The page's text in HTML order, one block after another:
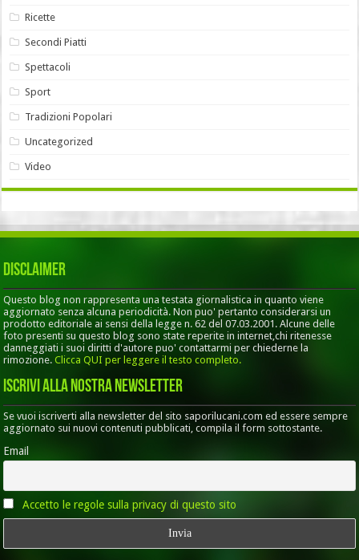
Ricette
Secondi Piatti
Spettacoli
Sport
Tradizioni Popolari
Uncategorized
Video
Disclaimer
Questo blog non rappresenta una testata giornalistica in quanto viene
aggiornato senza alcuna periodicità. Non puo' pertanto considerarsi un
prodotto editoriale ai sensi della legge n. 62 del 07.03.2001. Alcune delle
foto presenti su questo blog sono state reperite in internet,chi ritenesse
danneggiati i suoi diritti d'autore puo' contattarmi per chiederne la
rimozione.Clicca QUI per leggere il testo completo.
Iscrivi alla nostra Newsletter
Se vuoi iscriverti alla newsletter del sito saporilucani.com ed essere sempre
aggiornato sui nuovi contenuti pubblicati, compila il form sottostante.
Email
Accetto le regole sulla privacy di questo sito